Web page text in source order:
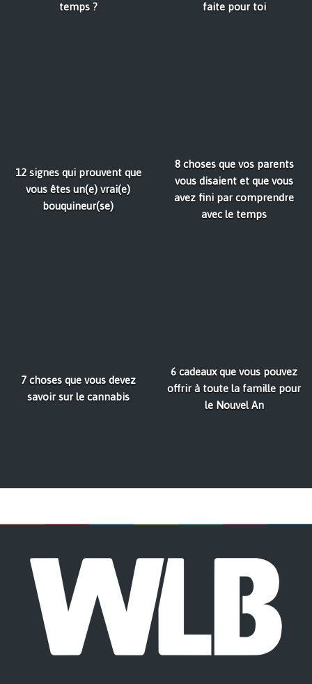
temps ?
faite pour toi
12 signes qui prouvent que
vous êtes un(e) vrai(e)
bouquineur(se)
8 choses que vos parents
vous disaient et que vous
avez fini par comprendre
avec le temps
7 choses que vous devez
savoir sur le cannabis
6 cadeaux que vous pouvez
offrir à toute la famille pour
le Nouvel An